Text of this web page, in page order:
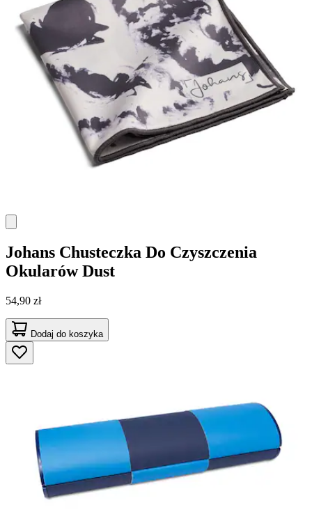
Johans Chusteczka Do Czyszczenia
Okularów Dust
54,90 zł
Dodaj do koszyka